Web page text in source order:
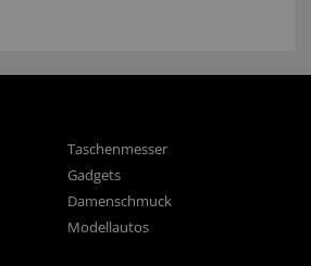
Taschenmesser
Gadgets
Damenschmuck
Modellautos